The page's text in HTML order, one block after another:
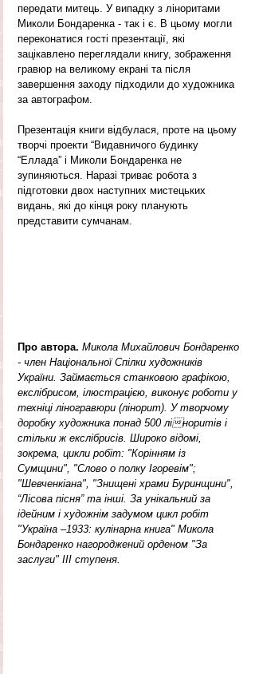
передати митець. У випадку з ліноритами
Миколи Бондаренка - так і є. В цьому могли
переконатися гості презентації, які
зацікавлено переглядали книгу, зображення
гравюр на великому екрані та після
завершення заходу підходили до художника
за автографом.
Презентація книги відбулася, проте на цьому
творчі проекти “Видавничого будинку
“Еллада” і Миколи Бондаренка не
зупиняються. Наразі триває робота з
підготовки двох наступних мистецьких
видань, які до кінця року планують
представити сумчанам.
Про автора. Микола Михайлович Бондаренко
- член Національної Спілки художників
України. Займається станковою графікою,
екслібрисом, ілюстрацією, виконує роботи у
техніці ліногравюри (лінорит). У творчому
доробку художника понад 500 ліноритів і
стільки ж екслібрисів. Широко відомі,
зокрема, цикли робіт: "Корінням із
Сумщини", "Слово о полку Ігоревім";
"Шевченкіана", "Знищені храми Буринщини",
“Лісова пісня” та інші. За унікальний за
ідейним і художнім задумом цикл робіт
"Україна –1933: кулінарна книга" Микола
Бондаренко нагороджений орденом "За
заслуги" III ступеня.